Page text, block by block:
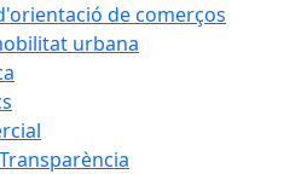
de comerços
urbana